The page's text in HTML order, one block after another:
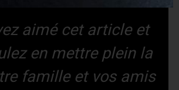
aimé cet article et
en mettre plein la
famille et vos amis